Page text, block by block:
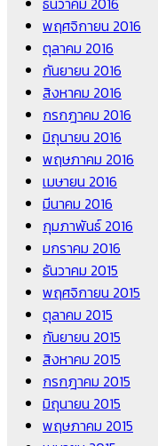
พฤศจิกายน 2016
ตุลาคม 2016
กันยายน 2016
สิงหาคม 2016
กรกฎาคม 2016
มิถุนายน 2016
พฤษภาคม 2016
เมษายน 2016
มีนาคม 2016
กุมภาพันธ์ 2016
มกราคม 2016
ธันวาคม 2015
พฤศจิกายน 2015
ตุลาคม 2015
กันยายน 2015
สิงหาคม 2015
กรกฎาคม 2015
มิถุนายน 2015
พฤษภาคม 2015